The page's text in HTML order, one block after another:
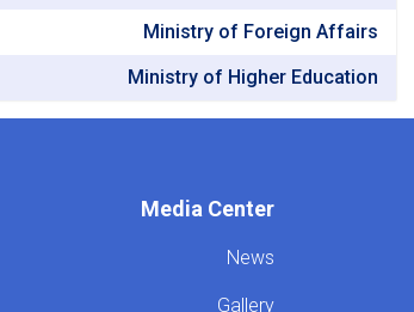
Ministry of Foreign Affairs
Ministry of Higher Education
Media Center
News
Gallery